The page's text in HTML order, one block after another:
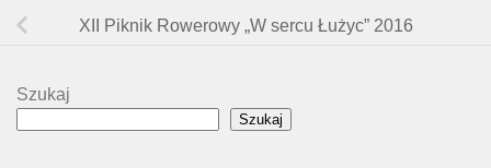
XII Piknik Rowerowy „W sercu Łużyc” 2016
Szukaj
Szukaj